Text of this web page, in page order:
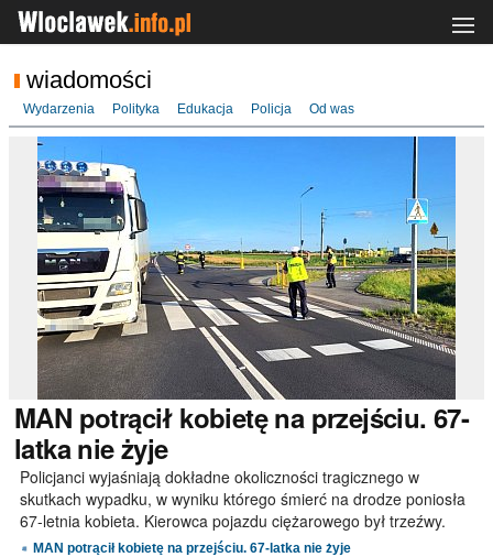
wiadomości
Wydarzenia Polityka Edukacja Policja Od was
MAN potrącił kobietę na przejściu. 67-
latka nie żyje
Policjanci wyjaśniają dokładne okoliczności tragicznego w
skutkach wypadku, w wyniku którego śmierć na drodze poniosła
67-letnia kobieta. Kierowca pojazdu ciężarowego był trzeźwy.
MAN potrącił kobietę na przejściu. 67-latka nie żyje